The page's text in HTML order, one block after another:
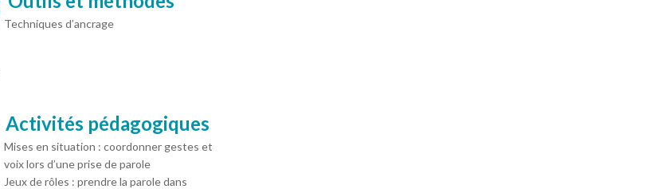
Techniques d’ancrage
Activités pédagogiques
Mises en situation : coordonner gestes et
voix lors d’une prise de parole
Jeux de rôles : prendre la parole dans